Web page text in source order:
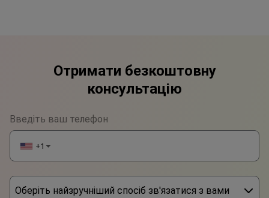
Отримати безкоштовну
консультацію
Введіть ваш телефон
+1 ▼
Оберіть найзручніший спосіб зв'язатися з вами